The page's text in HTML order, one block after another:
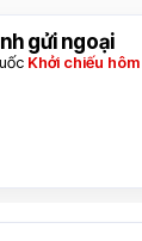
gửi ngoại
Khởi chiếu